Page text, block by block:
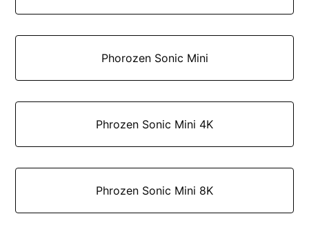
Phorozen Sonic Mini
Phrozen Sonic Mini 4K
Phrozen Sonic Mini 8K